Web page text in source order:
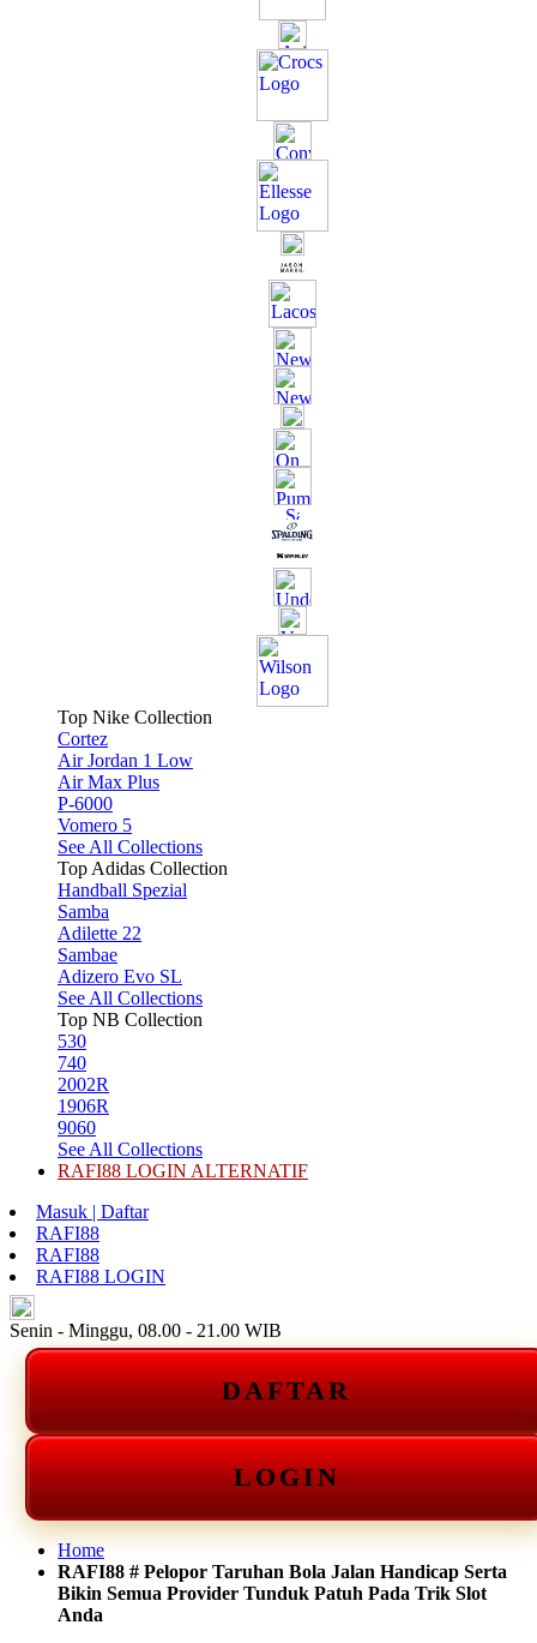
Top Nike Collection
Cortez
Air Jordan 1 Low
Air Max Plus
P-6000
Vomero 5
See All Collections
Top Adidas Collection
Handball Spezial
Samba
Adilette 22
Sambae
Adizero Evo SL
See All Collections
Top NB Collection
530
740
2002R
1906R
9060
See All Collections
RAFI88 LOGIN ALTERNATIF
Masuk | Daftar
RAFI88
RAFI88
RAFI88 LOGIN
Senin - Minggu, 08.00 - 21.00 WIB
DAFTAR
LOGIN
Home
RAFI88 # Pelopor Taruhan Bola Jalan Handicap Serta
Bikin Semua Provider Tunduk Patuh Pada Trik Slot
Anda